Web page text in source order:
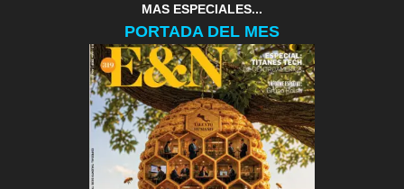
MAS ESPECIALES...
PORTADA DEL MES